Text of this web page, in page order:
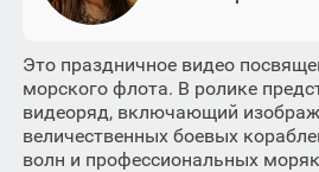
Это праздничное видео
морского флота. В ролике
видеоряд, включающий
величественных боевых
волн и профессиональных